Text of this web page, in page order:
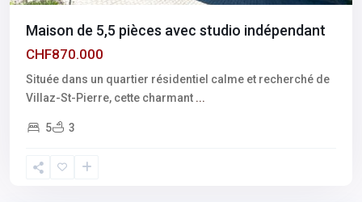
Maison de 5,5 pièces avec studio indépendant
CHF870.000
Située dans un quartier résidentiel calme et recherché de
Villaz-St-Pierre, cette charmant ...
5 3